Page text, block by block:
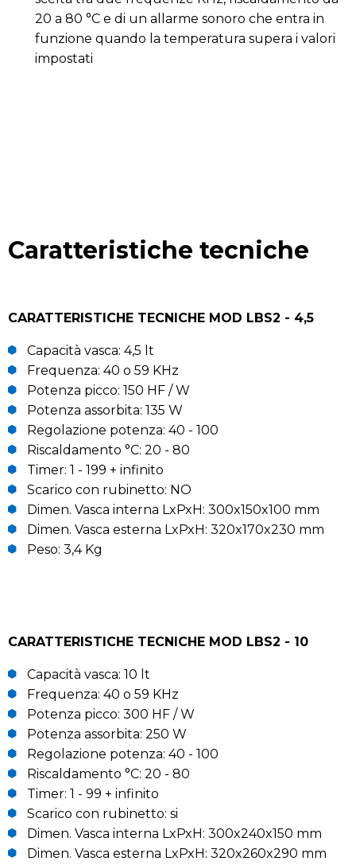
20 a 80 °C e di un allarme sonoro che entra in
funzione quando la temperatura supera i valori
impostati
Caratteristiche tecniche
CARATTERISTICHE TECNICHE MOD LBS2 - 4,5
Capacità vasca: 4,5 lt
Frequenza: 40 o 59 KHz
Potenza picco: 150 HF / W
Potenza assorbita: 135 W
Regolazione potenza: 40 - 100
Riscaldamento °C: 20 - 80
Timer: 1 - 199 + infinito
Scarico con rubinetto: NO
Dimen. Vasca interna LxPxH: 300x150x100 mm
Dimen. Vasca esterna LxPxH: 320x170x230 mm
Peso: 3,4 Kg
CARATTERISTICHE TECNICHE MOD LBS2 - 10
Capacità vasca: 10 lt
Frequenza: 40 o 59 KHz
Potenza picco: 300 HF / W
Potenza assorbita: 250 W
Regolazione potenza: 40 - 100
Riscaldamento °C: 20 - 80
Timer: 1 - 99 + infinito
Scarico con rubinetto: si
Dimen. Vasca interna LxPxH: 300x240x150 mm
Dimen. Vasca esterna LxPxH: 320x260x290 mm